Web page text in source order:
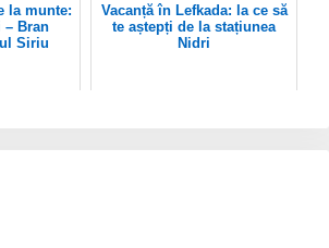
la munte:
– Bran
Siriu
Vacanță în Lefkada: la ce să
te aștepți de la stațiunea
Nidri